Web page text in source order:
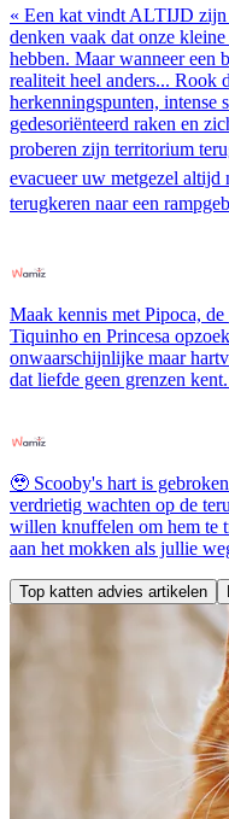
« Een kat vindt ALTIJD
denken vaak dat onze
hebben. Maar wanneer een
realiteit heel anders... Rook
herkenningspunten, intense
gedesoriënteerd raken en
proberen zijn territorium
evacueer uw metgezel altijd
terugkeren naar een
Maak kennis met Pipoca,
Tiquinho en Princesa
onwaarschijnlijke maar
dat liefde geen grenzen
🥹 Scooby's hart is
verdrietig wachten op de
willen knuffelen om hem te
aan het mokken als jullie
Top katten advies artikelen